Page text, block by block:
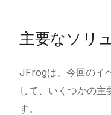
主要なソリ
JFrogは、今回のイ
して、いくつかの主
す。